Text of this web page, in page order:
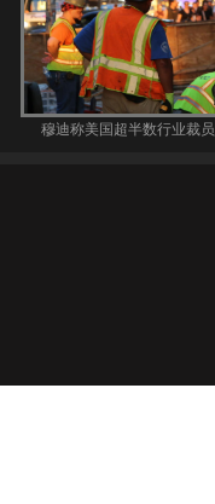
穆迪称美国超半数行业裁员